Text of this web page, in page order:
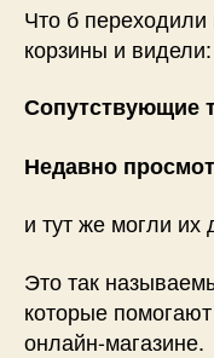
Что б переходили
корзины и видели:
Сопутствующие
Недавно
и тут же могли их
Это так
которые
онлайн-магазине.